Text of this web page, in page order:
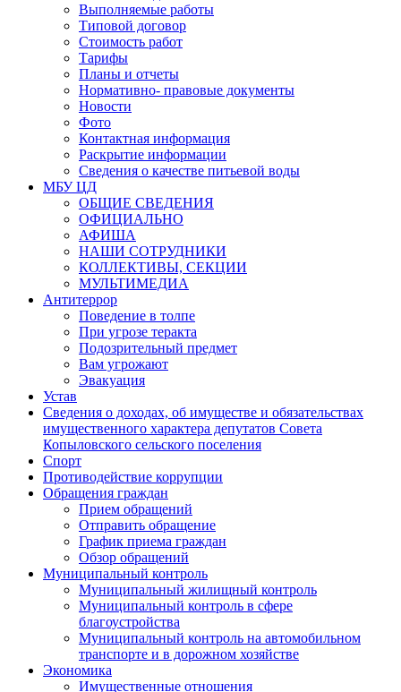
Выполняемые работы
Типовой договор
Стоимость работ
Тарифы
Планы и отчеты
Нормативно- правовые документы
Новости
Фото
Контактная информация
Раскрытие информации
Сведения о качестве питьевой воды
МБУ ЦД
ОБЩИЕ СВЕДЕНИЯ
ОФИЦИАЛЬНО
АФИША
НАШИ СОТРУДНИКИ
КОЛЛЕКТИВЫ, СЕКЦИИ
МУЛЬТИМЕДИА
Антитеррор
Поведение в толпе
При угрозе теракта
Подозрительный предмет
Вам угрожают
Эвакуация
Устав
Сведения о доходах, об имуществе и обязательствах
имущественного характера депутатов Совета
Копыловского сельского поселения
Спорт
Противодействие коррупции
Обращения граждан
Прием обращений
Отправить обращение
График приема граждан
Обзор обращений
Муниципальный контроль
Муниципальный жилищный контроль
Муниципальный контроль в сфере
благоустройства
Муниципальный контроль на автомобильном
транспорте и в дорожном хозяйстве
Экономика
Имущественные отношения